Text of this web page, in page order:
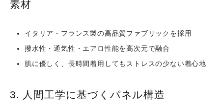
素材
イタリア・フランス製の高品質ファブリックを採用
撥水性・通気性・エアロ性能を高次元で融合
肌に優しく、長時間着用してもストレスの少ない着心地
3. 人間工学に基づくパネル構造